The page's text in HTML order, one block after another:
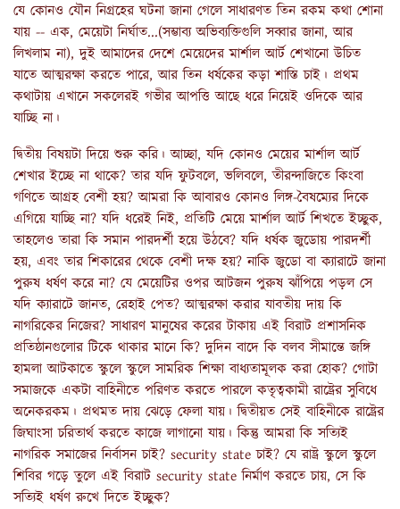
যে কোনও যৌন নিগ্রহের ঘটনা জানা গেলে সাধারণত তিন রকম কথা শোনা
যায় -- এক, মেয়েটা নির্ঘাত...(সম্ভাব্য অভিব্যক্তিগুলি সব্বার জানা, আর
লিখলাম না), দুই আমাদের দেশে মেয়েদের মার্শাল আর্ট শেখানো উচিত
যাতে আত্মরক্ষা করতে পারে, আর তিন ধর্ষকের কড়া শাস্তি চাই। প্রথম
কথাটায় এখানে সকলেরই গভীর আপত্তি আছে ধরে নিয়েই ওদিকে আর
যাচ্ছি না।
দ্বিতীয় বিষয়টা দিয়ে শুরু করি। আচ্ছা, যদি কোনও মেয়ের মার্শাল আর্ট
শেখার ইচ্ছে না থাকে? তার যদি ফুটবলে, ভলিবলে, তীরন্দাজিতে কিংবা
গণিতে আগ্রহ বেশী হয়? আমরা কি আবারও কোনও লিঙ্গ-বৈষম্যের দিকে
এগিয়ে যাচ্ছি না? যদি ধরেই নিই, প্রতিটি মেয়ে মার্শাল আর্ট শিখতে ইচ্ছুক,
তাহলেও তারা কি সমান পারদর্শী হয়ে উঠবে? যদি ধর্ষক জুডোয় পারদর্শী
হয়, এবং তার শিকারের থেকে বেশী দক্ষ হয়? নাকি জুডো বা ক্যারাটে জানা
পুরুষ ধর্ষণ করে না? যে মেয়েটির ওপর আটজন পুরুষ ঝাঁপিয়ে পড়ল সে
যদি ক্যারাটে জানত, রেহাই পেত? আত্মরক্ষা করার যাবতীয় দায় কি
নাগরিকের নিজের? সাধারণ মানুষের করের টাকায় এই বিরাট প্রশাসনিক
প্রতিষ্ঠানগুলোর টিকে থাকার মানে কি? দুদিন বাদে কি বলব সীমান্তে জঙ্গি
হামলা আটকাতে স্কুলে স্কুলে সামরিক শিক্ষা বাধ্যতামূলক করা হোক? গোটা
সমাজকে একটা বাহিনীতে পরিণত করতে পারলে কতৃত্বকামী রাষ্ট্রের সুবিধে
অনেকরকম। প্রথমত দায় ঝেড়ে ফেলা যায়। দ্বিতীয়ত সেই বাহিনীকে রাষ্ট্রের
জিঘাংসা চরিতার্থ করতে কাজে লাগানো যায়। কিন্তু আমরা কি সত্যিই
নাগরিক সমাজের নির্বাসন চাই? security state চাই? যে রাষ্ট্র স্কুলে স্কুলে
শিবির গড়ে তুলে এই বিরাট security state নির্মাণ করতে চায়, সে কি
সত্যিই ধর্ষণ রুখে দিতে ইচ্ছুক?